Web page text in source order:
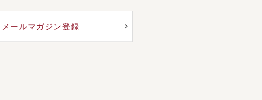
メールマガジン登録